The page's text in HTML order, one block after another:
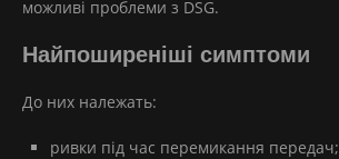
можливі проблеми з DSG.
Найпоширеніші симптоми
До них належать:
ривки під час перемикання передач;